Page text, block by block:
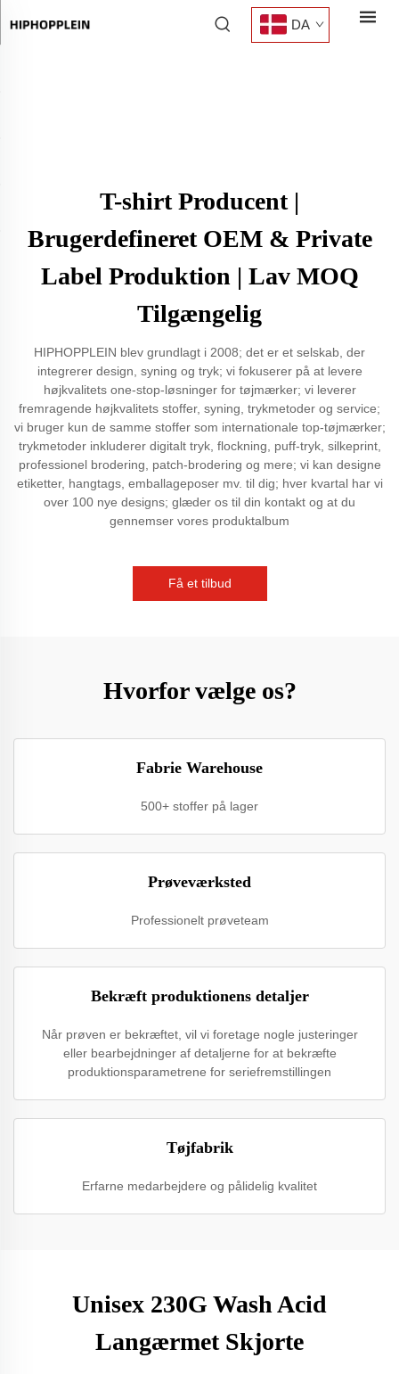
DA
T-shirt Producent |
Brugerdefineret OEM & Private
Label Produktion | Lav MOQ
Tilgængelig
HIPHOPPLEIN blev grundlagt i 2008; det er et selskab, der
integrerer design, syning og tryk; vi fokuserer på at levere
højkvalitets one-stop-løsninger for tøjmærker; vi leverer
fremragende højkvalitets stoffer, syning, trykmetoder og service;
vi bruger kun de samme stoffer som internationale top-tøjmærker;
trykmetoder inkluderer digitalt tryk, flockning, puff-tryk, silkeprint,
professionel brodering, patch-brodering og mere; vi kan designe
etiketter, hangtags, emballageposer mv. til dig; hver kvartal har vi
over 100 nye designs; glæder os til din kontakt og at du
gennemser vores produktalbum
Få et tilbud
Hvorfor vælge os?
Fabrie Warehouse
500+ stoffer på lager
Prøveværksted
Professionelt prøveteam
Bekræft produktionens detaljer
Når prøven er bekræftet, vil vi foretage nogle justeringer
eller bearbejdninger af detaljerne for at bekræfte
produktionsparametrene for seriefremstillingen
Tøjfabrik
Erfarne medarbejdere og pålidelig kvalitet
Unisex 230G Wash Acid
Langærmet Skjorte